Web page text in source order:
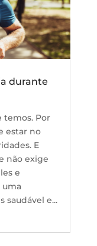
durante
temos. Por
estar no
E
não exige
e
uma
saudável e...